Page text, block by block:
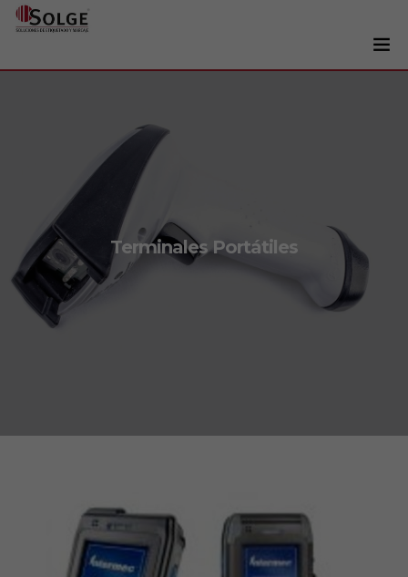
Lectores
Marcaje
Servicios
Terminales Portátiles